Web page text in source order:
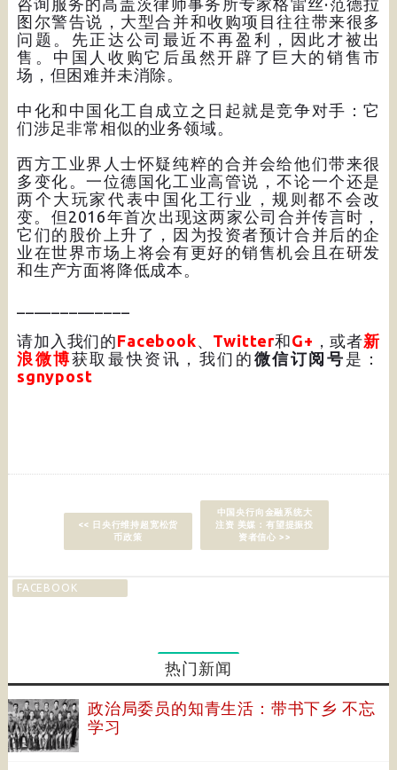
咨询服务的高盖茨律师事务所专家格雷丝·范德拉
图尔警告说，大型合并和收购项目往往带来很多
问题。先正达公司最近不再盈利，因此才被出
售。中国人收购它后虽然开辟了巨大的销售市
场，但困难并未消除。
中化和中国化工自成立之日起就是竞争对手：它
们涉足非常相似的业务领域。
西方工业界人士怀疑纯粹的合并会给他们带来很
多变化。一位德国化工业高管说，不论一个还是
两个大玩家代表中国化工行业，规则都不会改
变。但2016年首次出现这两家公司合并传言时，
它们的股价上升了，因为投资者预计合并后的企
业在世界市场上将会有更好的销售机会且在研发
和生产方面将降低成本。
请加入我们的Facebook、 Twitter和G+ ，或者新
浪微博获取最快资讯，我们的 微信订阅号 是：
sgnypost
<< 日央行维持超宽松货
币政策
中国央行向金融系统大
注资 美媒：有望提振投
资者信心 >>
FACEBOOK
热门新闻
政治局委员的知青生活：带书下乡 不忘
学习